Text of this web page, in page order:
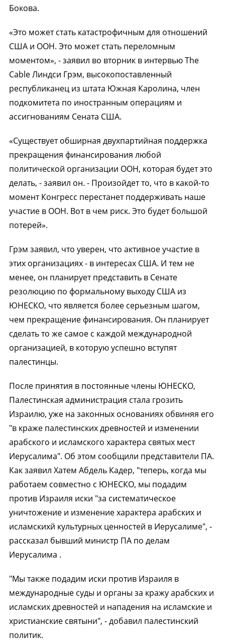
Бокова.
«Это может стать катастрофичным для отношений
США и ООН. Это может стать переломным
моментом», - заявил во вторник в интервью The
Cable Линдси Грэм, высокопоставленный
республиканец из штата Южная Каролина, член
подкомитета по иностранным операциям и
ассигнованиям Сената США.
«Существует обширная двухпартийная поддержка
прекращения финансирования любой
политической организации ООН, которая будет это
делать, - заявил он. - Произойдет то, что в какой-то
момент Конгресс перестанет поддерживать наше
участие в ООН. Вот в чем риск. Это будет большой
потерей».
Грэм заявил, что уверен, что активное участие в
этих организациях - в интересах США. И тем не
менее, он планирует представить в Сенате
резолюцию по формальному выходу США из
ЮНЕСКО, что является более серьезным шагом,
чем прекращение финансирования. Он планирует
сделать то же самое с каждой международной
организацией, в которую успешно вступят
палестинцы.
После принятия в постоянные члены ЮНЕСКО,
Палестинская администрация стала грозить
Израилю, уже на законных основаниях обвиняя его
"в краже палестинских древностей и изменении
арабского и исламского характера святых мест
Иерусалима". Об этом сообщили представители ПА.
Как заявил Хатем Абдель Кадер, "теперь, когда мы
работаем совместно с ЮНЕСКО, мы подадим
против Израиля иски "за систематическое
уничтожение и изменение характера арабских и
исламскихй культурных ценностей в Иерусалиме", -
рассказал бывший министр ПА по делам
Иерусалима .
"Мы также подадим иски против Израиля в
международные суды и органы за кражу арабских и
исламских древностей и нападения на исламские и
христианские святыни", - добавил палестинский
политик.